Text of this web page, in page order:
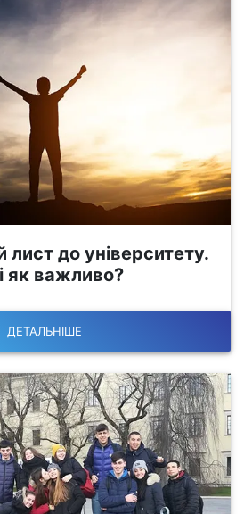
лист до університету.
як важливо?
ДЕТАЛЬНІШЕ